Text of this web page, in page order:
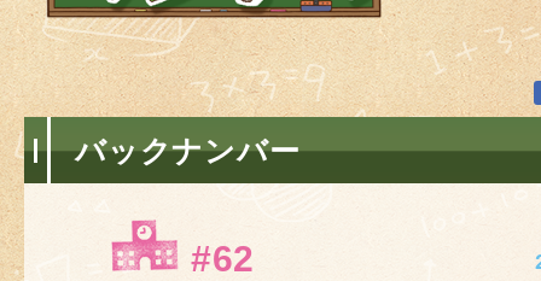
バックナンバー
#62